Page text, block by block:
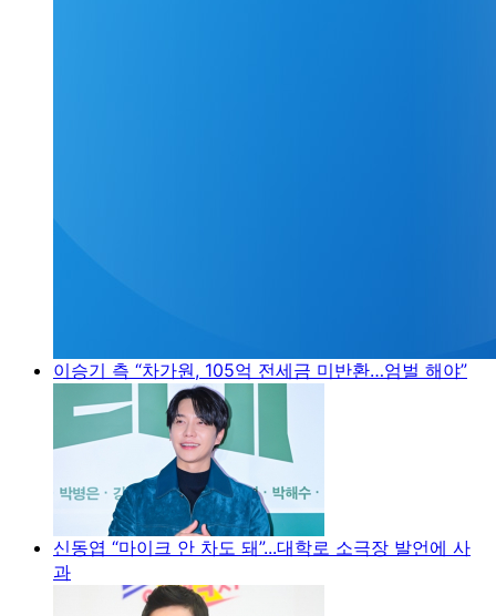
이승기 측 “차가원, 105억 전세금 미반환…엄벌 해야”
신동엽 “마이크 안 차도 돼”...대학로 소극장 발언에 사
과